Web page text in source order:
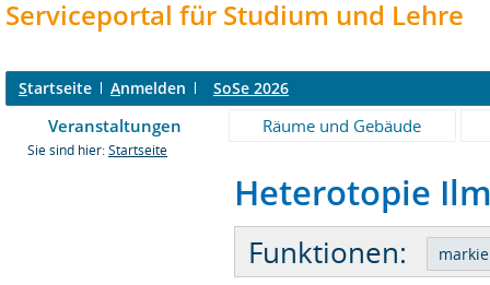
Serviceportal für Studium und Lehre
Startseite Anmelden SoSe 2026
Veranstaltungen Räume und Gebäude
Sie sind hier: Startseite
Heterotopie
Funktionen: